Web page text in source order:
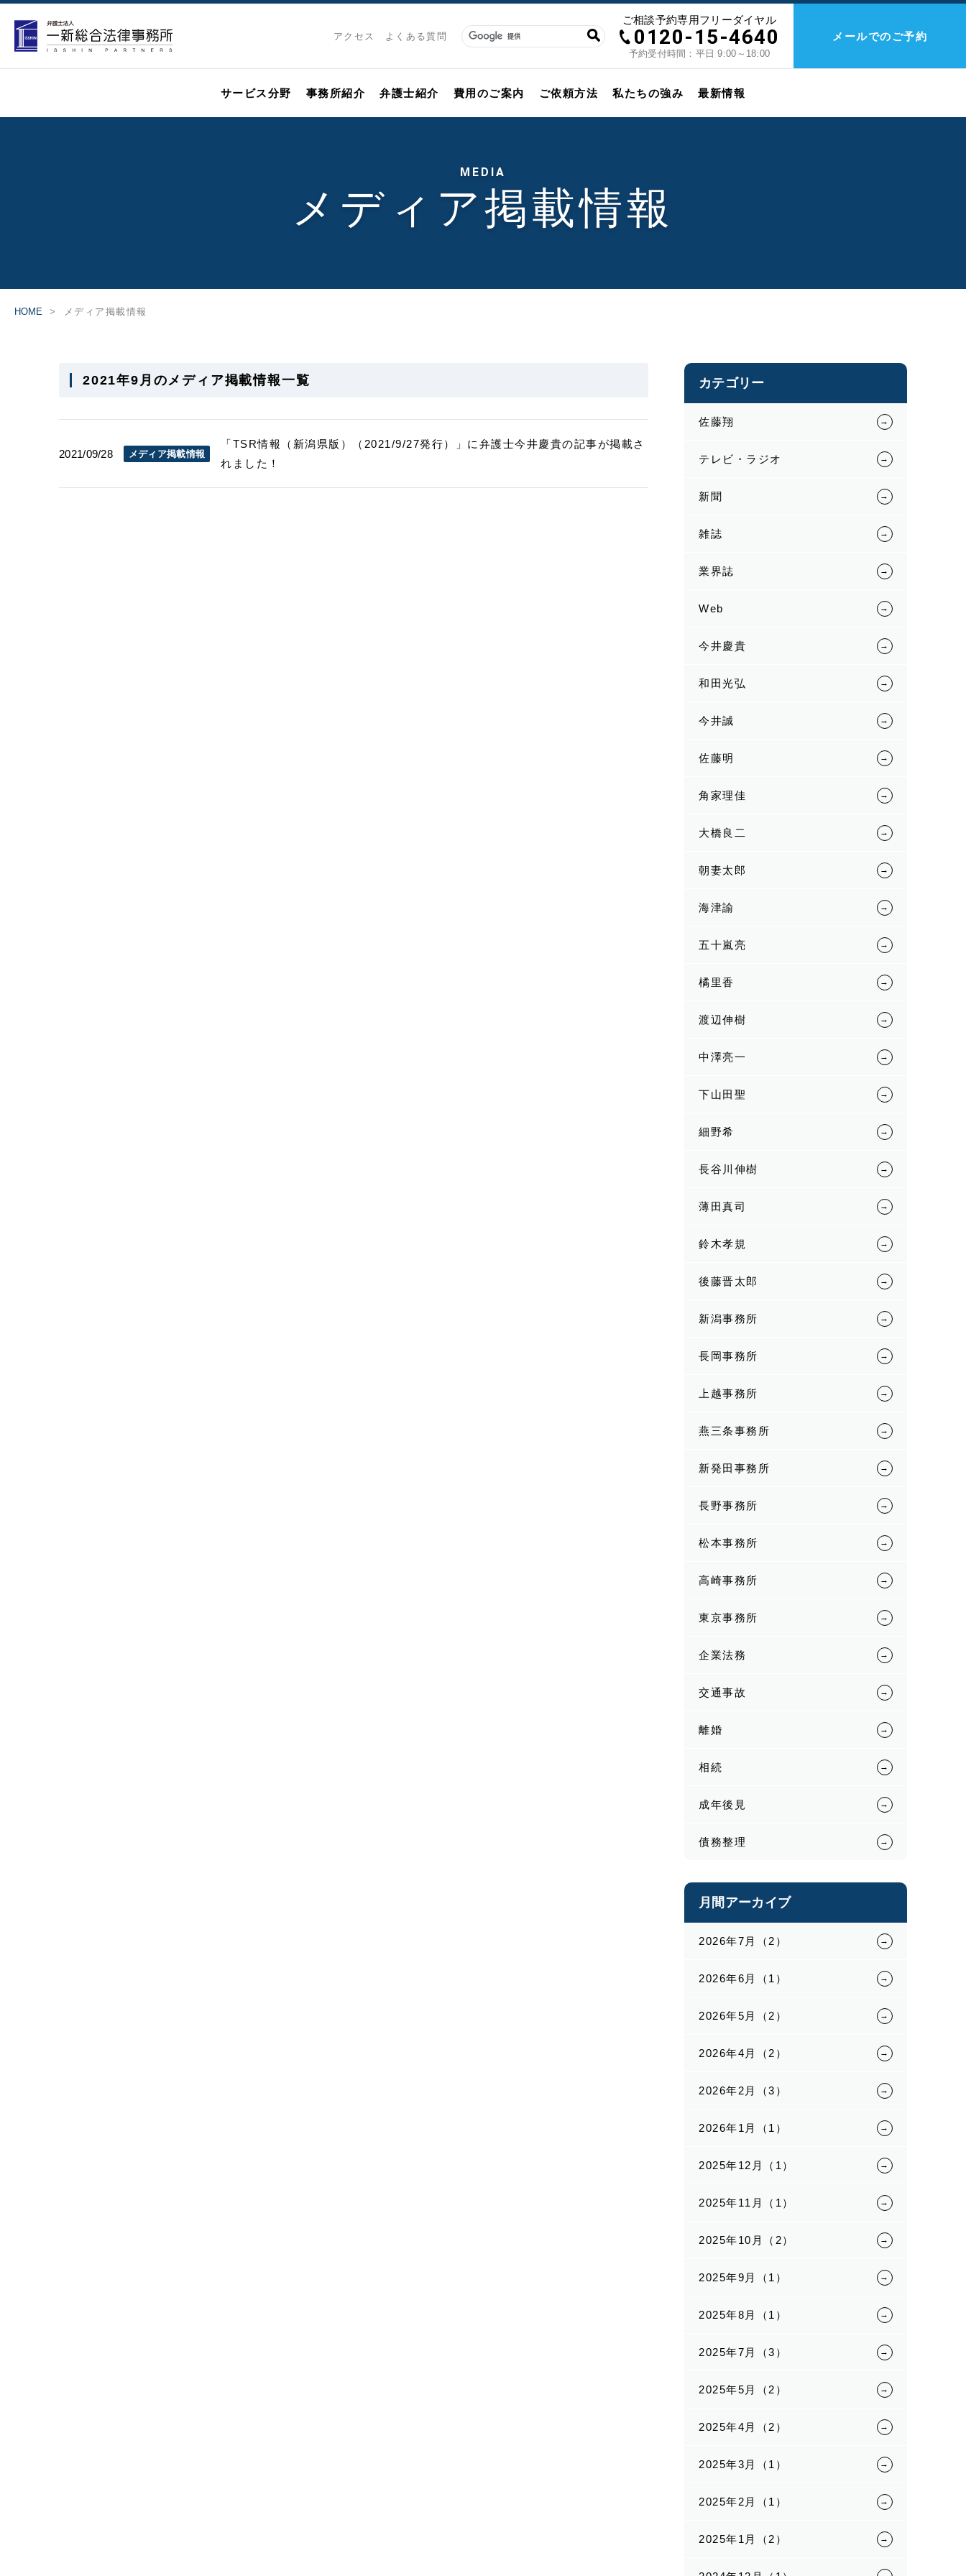
アクセス よくある質問
ご相談予約専用フリーダイヤル
0120-15-4640
予約受付時間：平日 9:00～18:00
メールでのご予約
サービス分野 事務所紹介 弁護士紹介 費用のご案内 ご依頼方法 私たちの強み 最新情報
MEDIA
メディア掲載情報
HOME メディア掲載情報
2021年9月のメディア掲載情報一覧
2021/09/28 メディア掲載情報
「TSR情報（新潟県版）（2021/9/27発行）」に弁護士今井慶貴の記事が掲載さ
れました！
カテゴリー
佐藤翔
テレビ・ラジオ
新聞
雑誌
業界誌
Web
今井慶貴
和田光弘
今井誠
佐藤明
角家理佳
大橋良二
朝妻太郎
海津諭
五十嵐亮
橘里香
渡辺伸樹
中澤亮一
下山田聖
細野希
長谷川伸樹
薄田真司
鈴木孝規
後藤晋太郎
新潟事務所
長岡事務所
上越事務所
燕三条事務所
新発田事務所
長野事務所
松本事務所
高崎事務所
東京事務所
企業法務
交通事故
離婚
相続
成年後見
債務整理
月間アーカイブ
2026年7月（2）
2026年6月（1）
2026年5月（2）
2026年4月（2）
2026年2月（3）
2026年1月（1）
2025年12月（1）
2025年11月（1）
2025年10月（2）
2025年9月（1）
2025年8月（1）
2025年7月（3）
2025年5月（2）
2025年4月（2）
2025年3月（1）
2025年2月（1）
2025年1月（2）